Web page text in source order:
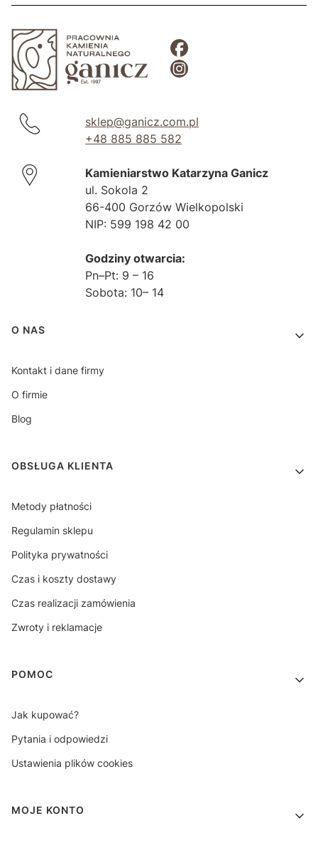
sklep@ganicz.com.pl
+48 885 885 582
Kamieniarstwo Katarzyna Ganicz
ul. Sokola 2
66-400 Gorzów Wielkopolski
NIP: 599 198 42 00
Godziny otwarcia:
Pn–Pt: 9 – 16
Sobota: 10– 14
Linki w stopce
O NAS
Kontakt i dane firmy
O firmie
Blog
OBSŁUGA KLIENTA
Metody płatności
Regulamin sklepu
Polityka prywatności
Czas i koszty dostawy
Czas realizacji zamówienia
Zwroty i reklamacje
POMOC
Jak kupować?
Pytania i odpowiedzi
Ustawienia plików cookies
MOJE KONTO